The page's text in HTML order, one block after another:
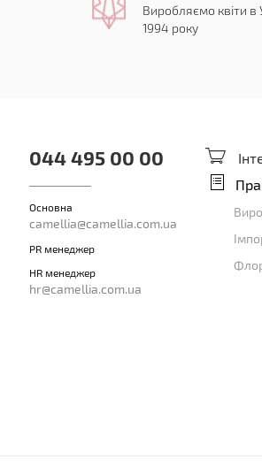
Виробляємо квіти в
1994 року
044 495 00 00
Основна
camellia@camellia.com.ua
PR менеджер
HR менеджер
hr@camellia.com.ua